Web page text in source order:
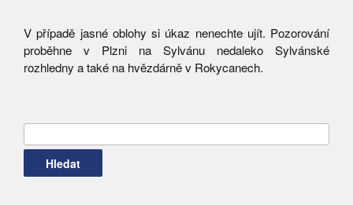
V případě jasné oblohy si úkaz nenechte ujít. Pozorování
proběhne v Plzni na Sylvánu nedaleko Sylvánské
rozhledny a také na hvězdárně v Rokycanech.